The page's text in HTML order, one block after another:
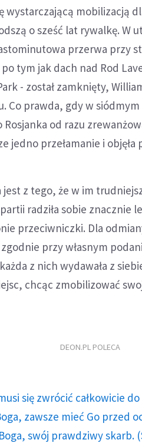
wystarczającą mobilizacją
o sześć lat rywalkę.
przerwa przy
po tym jak dach nad Rod
- został zamknięty,
Co prawda, gdy w
od razu
jedno przełamanie i
z tego, że w im
radziła sobie znacznie
przeciwniczki. Dla
przy własnym
z nich wydawała z
chcąc zmobilizować
DEON.PL POLECA
się zwrócić całkowicie
zawsze mieć Go przed
swój prawdziwy skarb.